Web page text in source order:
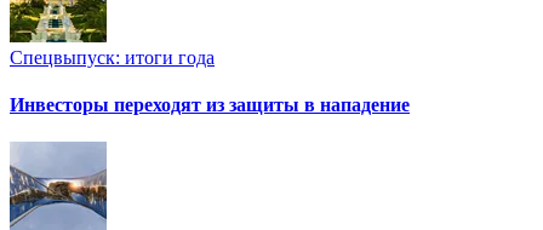
Спецвыпуск: итоги года
Инвесторы переходят из защиты в нападение